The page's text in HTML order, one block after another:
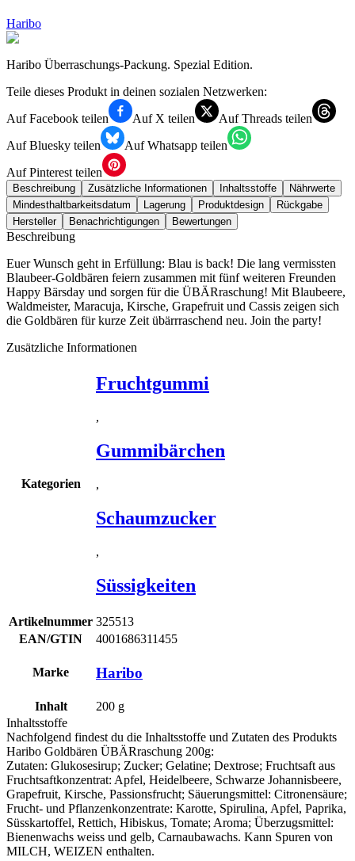
Haribo
Haribo Überraschungs-Packung. Spezial Edition.
Teile dieses Produkt in deinen sozialen Netzwerken:
Auf Facebook teilen
Auf X teilen
Auf Threads teilen
Auf Bluesky teilen
Auf Whatsapp teilen
Auf Pinterest teilen
Beschreibung Zusätzliche Informationen Inhaltsstoffe
Nährwerte
Mindesthaltbarkeitsdatum
Lagerung Produktdesign
Rückgabe
Hersteller
Benachrichtigungen Bewertungen
Beschreibung
Euer Wunsch geht in Erfüllung: Blau is back! Die lang vermissten
Blaubeer-Goldbären feiern zusammen mit fünf weiteren Freunden
Happy Bärsday und sorgen für die ÜBÄRraschung! Mit Blaubeere,
Waldmeister, Maracuja, Kirsche, Grapefruit und Cassis zeigen sich
die Goldbären für kurze Zeit übärrraschend neu. Join the party!
Zusätzliche Informationen
Kategorien
Fruchtgummi
,
Gummibärchen
,
Schaumzucker
,
Süssigkeiten
Artikelnummer 325513
EAN/GTIN
4001686311455
Marke Haribo
Inhalt 200 g
Inhaltsstoffe
Nachfolgend findest du die Inhaltsstoffe und Zutaten des Produkts
Haribo Goldbären ÜBÄRraschung 200g:
Zutaten: Glukosesirup; Zucker; Gelatine; Dextrose; Fruchtsaft aus
Fruchtsaftkonzentrat: Apfel, Heidelbeere, Schwarze Johannisbeere,
Grapefruit, Kirsche, Passionsfrucht; Säuerungsmittel: Citronensäure;
Frucht- und Pflanzenkonzentrate: Karotte, Spirulina, Apfel, Paprika,
Süsskartoffel, Rettich, Hibiskus, Tomate; Aroma; Überzugsmittel:
Bienenwachs weiss und gelb, Carnaubawachs. Kann Spuren von
MILCH, WEIZEN enthalten.